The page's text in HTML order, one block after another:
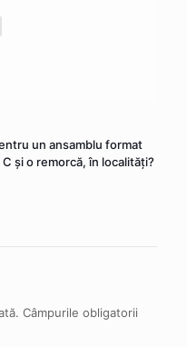
un ansamblu format
şi o remorcă, în localităţi?
Câmpurile obligatorii